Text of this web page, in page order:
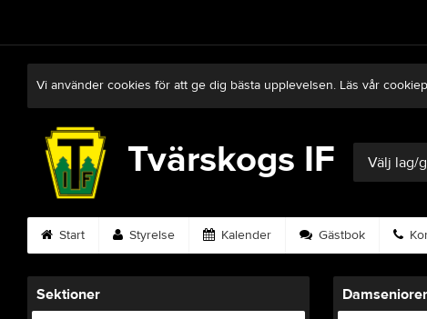
Vi använder cookies för att ge dig bästa upplevelsen. Läs vår
Tvärskogs IF Välj lag/
Start Styrelse Kalender Gästbok
Sektioner